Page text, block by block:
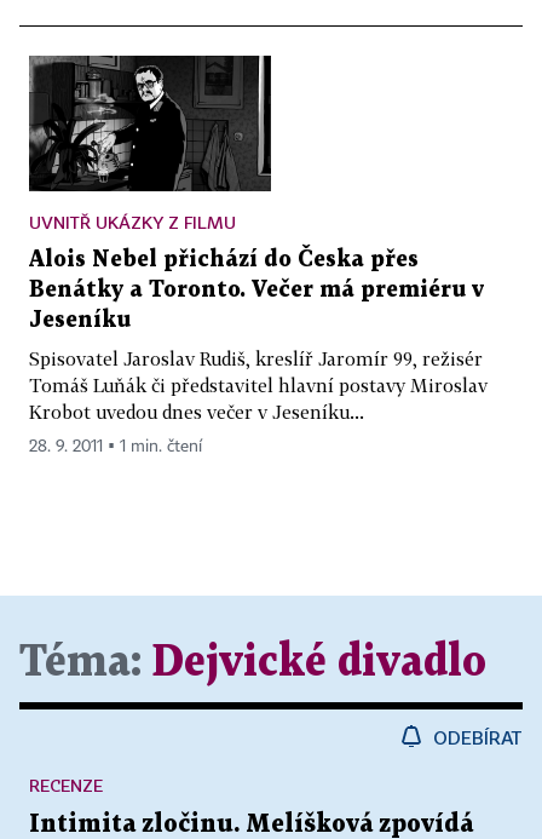
UVNITŘ UKÁZKY Z FILMU
Alois Nebel přichází do Česka přes
Benátky a Toronto. Večer má premiéru v
Jeseníku
Spisovatel Jaroslav Rudiš, kreslíř Jaromír 99, režisér
Tomáš Luňák či představitel hlavní postavy Miroslav
Krobot uvedou dnes večer v Jeseníku...
28. 9. 2011 ▪ 1 min. čtení
Téma: Dejvické divadlo
ODEBÍRAT
Intimita zločinu. Melíšková zpovídá
RECENZE